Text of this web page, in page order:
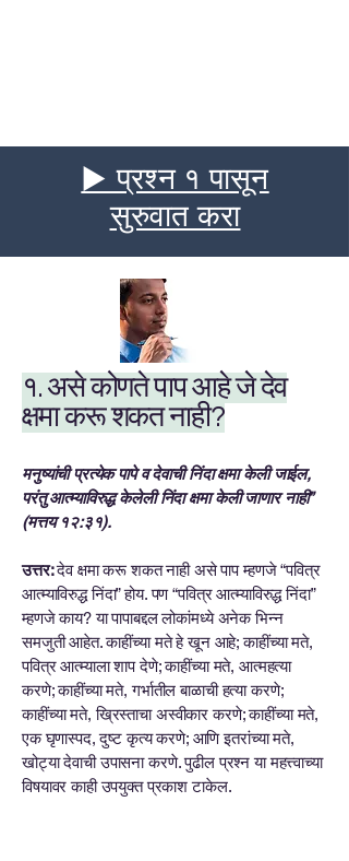
▶ प्रश्न १ पासून
सुरुवात करा
१. असे कोणते पाप आहे जे देव
क्षमा करू शकत नाही?
मनुष्यांची प्रत्येक पापे व देवाची निंदा क्षमा केली जाईल,
परंतु आत्म्याविरुद्ध केलेली निंदा क्षमा केली जाणार नाही”
(मत्तय १२:३१).
उत्तर:देव क्षमा करू शकत नाही असे पाप म्हणजे “पवित्र
आत्म्याविरुद्ध निंदा” होय. पण “पवित्र आत्म्याविरुद्ध निंदा”
म्हणजे काय? या पापाबद्दल लोकांमध्ये अनेक भिन्न
समजुती आहेत. काहींच्या मते हे खून आहे; काहींच्या मते,
पवित्र आत्म्याला शाप देणे; काहींच्या मते, आत्महत्या
करणे; काहींच्या मते, गर्भातील बाळाची हत्या करणे;
काहींच्या मते, ख्रिस्ताचा अस्वीकार करणे; काहींच्या मते,
एक घृणास्पद, दुष्ट कृत्य करणे; आणि इतरांच्या मते,
खोट्या देवाची उपासना करणे. पुढील प्रश्न या महत्त्वाच्या
विषयावर काही उपयुक्त प्रकाश टाकेल.